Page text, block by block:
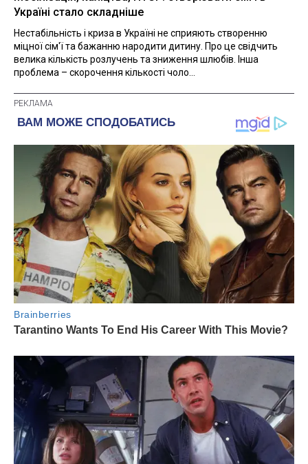
Україні стало складніше
Нестабільність і криза в Україні не сприяють створенню
міцної сім'ї та бажанню народити дитину. Про це свідчить
велика кількість розлучень та зниження шлюбів. Інша
проблема – скорочення кількості чоло...